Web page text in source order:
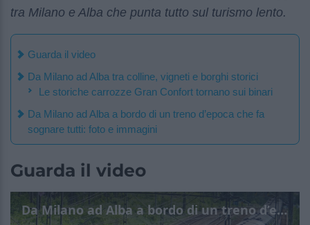
tra Milano e Alba che punta tutto sul turismo lento.
Guarda il video
Da Milano ad Alba tra colline, vigneti e borghi storici
Le storiche carrozze Gran Confort tornano sui binari
Da Milano ad Alba a bordo di un treno d’epoca che fa
sognare tutti: foto e immagini
Guarda il video
Da Milano ad Alba a bordo di un treno d’epoca che fa sognare tutti